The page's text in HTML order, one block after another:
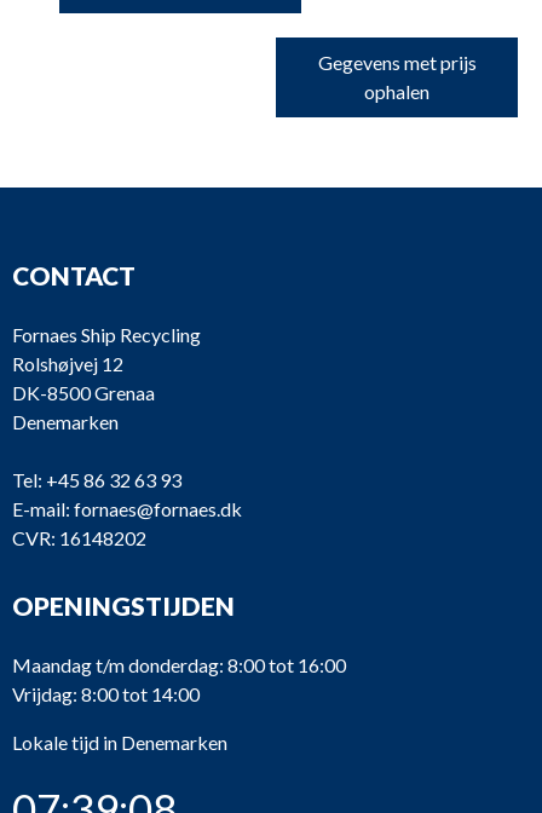
Gegevens met prijs
ophalen
CONTACT
Fornaes Ship Recycling
Rolshøjvej 12
DK-8500 Grenaa
Denemarken
Tel: +45 86 32 63 93
E-mail: fornaes@fornaes.dk
CVR: 16148202
OPENINGSTIJDEN
Maandag t/m donderdag: 8:00 tot 16:00
Vrijdag: 8:00 tot 14:00
Lokale tijd in Denemarken